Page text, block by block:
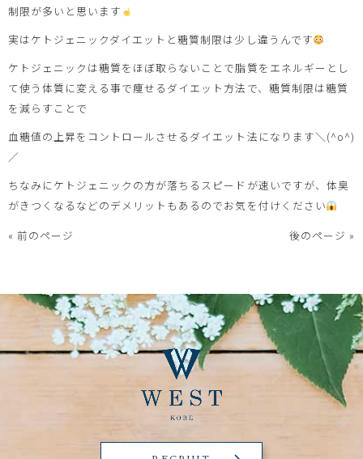
制限が多いと思います
実はケトジェニックダイエットと糖質制限は少し違うんです
ケトジェニックは糖質をほぼ取らないことで脂質をエネルギーとし
て使う体質に変える事で痩せるダイエット方法で、糖質制限は糖質
を減らすことで
血糖値の上昇をコントロールさせるダイエット法になります＼(^o^)
／
ちなみにケトジェニックの方が落ちるスピードが速いですが、体臭
がきつくなるなどのデメリットもあるのでお気を付けください
« 前のページ
後のページ »